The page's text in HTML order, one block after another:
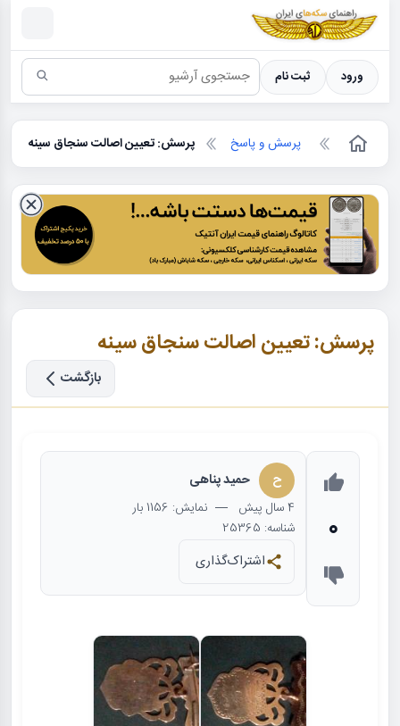
سکه ها ؛ راهنمای سکه شناسی
ورود ثبت نام
پرسش و پاسخ پرسش: تعیین اصالت سنجاق سینه
پرسش: تعیین اصالت سنجاق سینه
بازگشت
0
ح حمید پناهی
4 سال پیش — نمایش: 1156 بار
شناسه: 25365
اشتراک‌گذاری